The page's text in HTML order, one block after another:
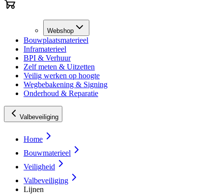
Webshop
Bouwplaatsmaterieel
Inframaterieel
BPI & Verhuur
Zelf meten & Uitzetten
Veilig werken op hoogte
Wegbebakening & Signing
Onderhoud & Reparatie
Valbeveiliging
Home
Bouwmaterieel
Veiligheid
Valbeveiliging
Lijnen